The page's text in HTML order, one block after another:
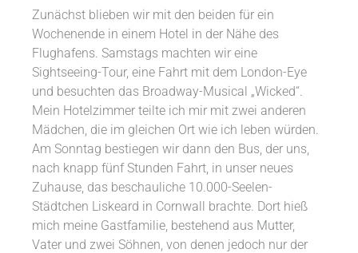
Zunächst blieben wir mit den beiden für ein
Wochenende in einem Hotel in der Nähe des
Flughafens. Samstags machten wir eine
Sightseeing-Tour, eine Fahrt mit dem London-Eye
und besuchten das Broadway-Musical „Wicked“.
Mein Hotelzimmer teilte ich mir mit zwei anderen
Mädchen, die im gleichen Ort wie ich leben würden.
Am Sonntag bestiegen wir dann den Bus, der uns,
nach knapp fünf Stunden Fahrt, in unser neues
Zuhause, das beschauliche 10.000-Seelen-
Städtchen Liskeard in Cornwall brachte. Dort hieß
mich meine Gastfamilie, bestehend aus Mutter,
Vater und zwei Söhnen, von denen jedoch nur der